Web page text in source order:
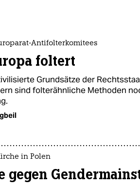
Antifolterkomitees
foltert
Grundsätze der
sind folterähnliche Methoden
in Polen
gegen